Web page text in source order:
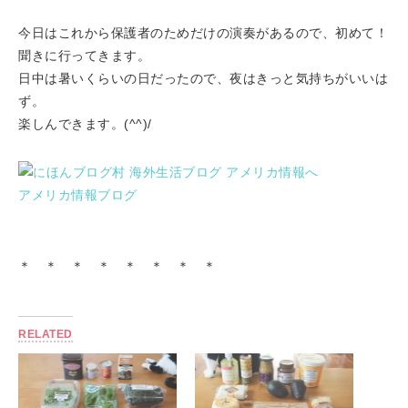
今日はこれから保護者のためだけの演奏があるので、初めて！
聞きに行ってきます。
日中は暑いくらいの日だったので、夜はきっと気持ちがいいは
ず。
楽しんできます。(^^)/
アメリカ情報ブログ
＊ ＊ ＊ ＊ ＊ ＊ ＊ ＊
RELATED